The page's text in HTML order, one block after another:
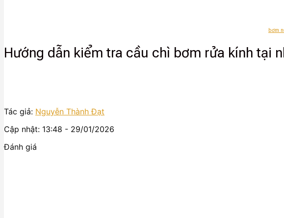
bơm
Hướng dẫn kiểm tra cầu chì bơm rửa kính tại
Tác giả: Nguyễn Thành Đạt
Cập nhật: 13:48 - 29/01/2026
Đánh giá